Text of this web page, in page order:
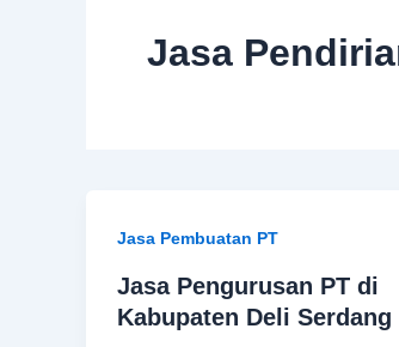
Jasa
Jasa Pembuatan PT
Jasa Pengurusan PT di
Kabupaten Deli Serdang